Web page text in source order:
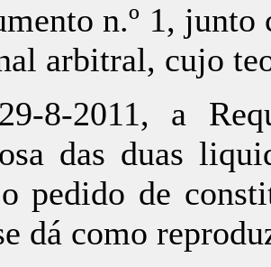
n.º 1,
arbitral, cujo
8-2011, a
das duas
pedido de
dá como